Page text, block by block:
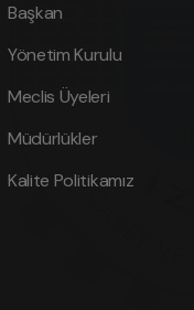
Başkan
Yönetim Kurulu
Meclis Üyeleri
Müdürlükler
Kalite Politikamız